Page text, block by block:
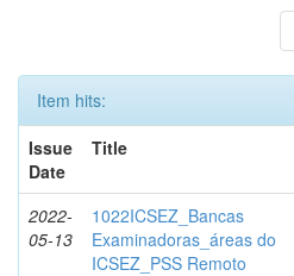
Item hits:
Issue
Date
Title
2022-
05-13
1022ICSEZ_Bancas
Examinadoras_áreas do
ICSEZ_PSS Remoto